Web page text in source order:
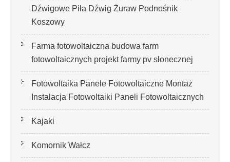
Dźwigowe Piła Dźwig Żuraw Podnośnik
Koszowy
Farma fotowoltaiczna budowa farm
fotowoltaicznych projekt farmy pv słonecznej
Fotowoltaika Panele Fotowoltaiczne Montaż
Instalacja Fotowoltaiki Paneli Fotowoltaicznych
Kajaki
Komornik Wałcz